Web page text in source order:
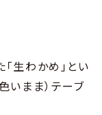
生わかめ」とい
いまま）テーブ